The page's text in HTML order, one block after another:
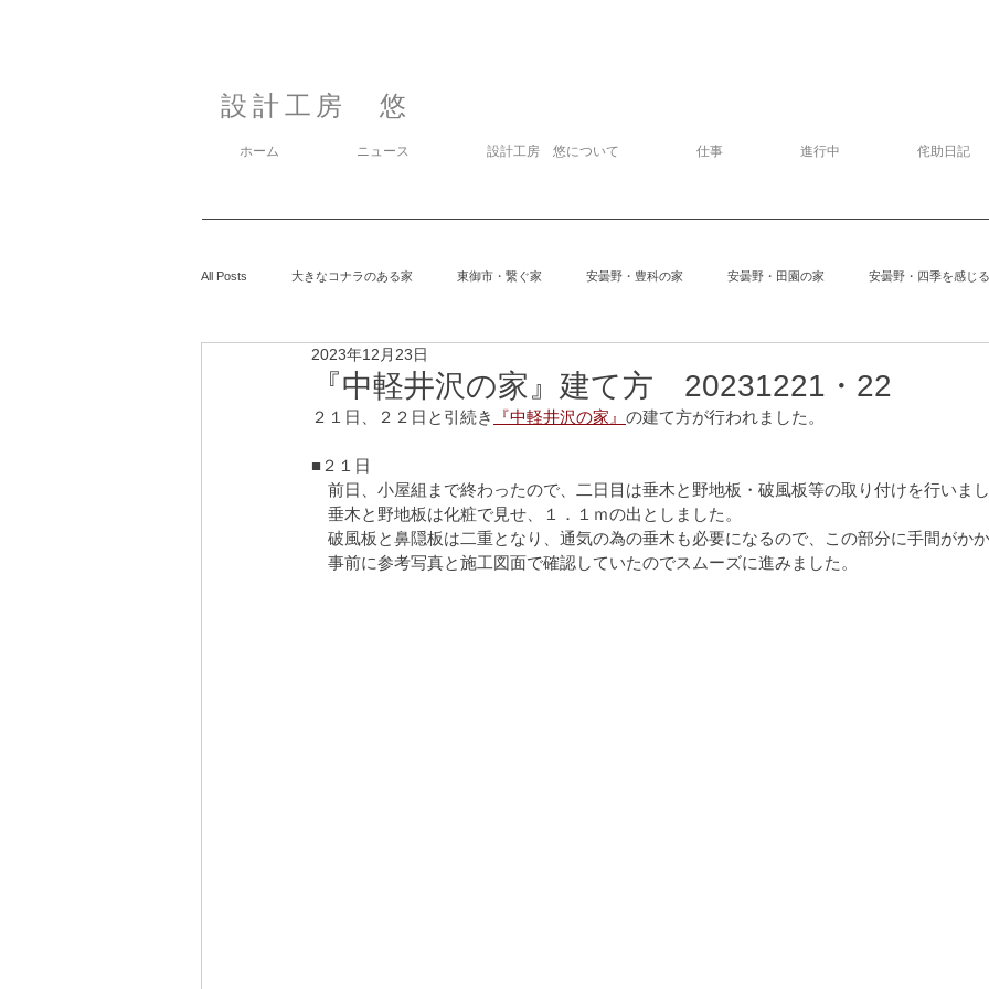
設計工房 悠
ホーム ニュース 設計工房 悠について 仕事 進行中 侘助日記
All Posts 大きなコナラのある家 東御市・繋ぐ家 安曇野・豊科の家 安曇野・田園の家 安曇野・四季を感じ
カラマツの森の中の家 鈴玲ヶ丘の家
営業 屋敷林のある家・書庫 茅野の家 完成見学会
『中軽井沢の家』建て方 20231221・22
2023年12月23日
２１日、２２日と引続き 『中軽井沢の家』 の建て方が行われました。
■２１日
前日、小屋組まで終わったので、二日目は垂木と野地板・破風板等の取り付けを行いまし
垂木と野地板は化粧で見せ、１．１ｍの出としました。
破風板と鼻隠板は二重となり、通気の為の垂木も必要になるので、この部分に手間がかか
事前に参考写真と施工図面で確認していたのでスムーズに進みました。